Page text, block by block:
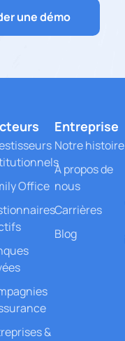
une démo
Office
&
Entreprise
Notre histoire
À propos de
nous
Carrières
Blog